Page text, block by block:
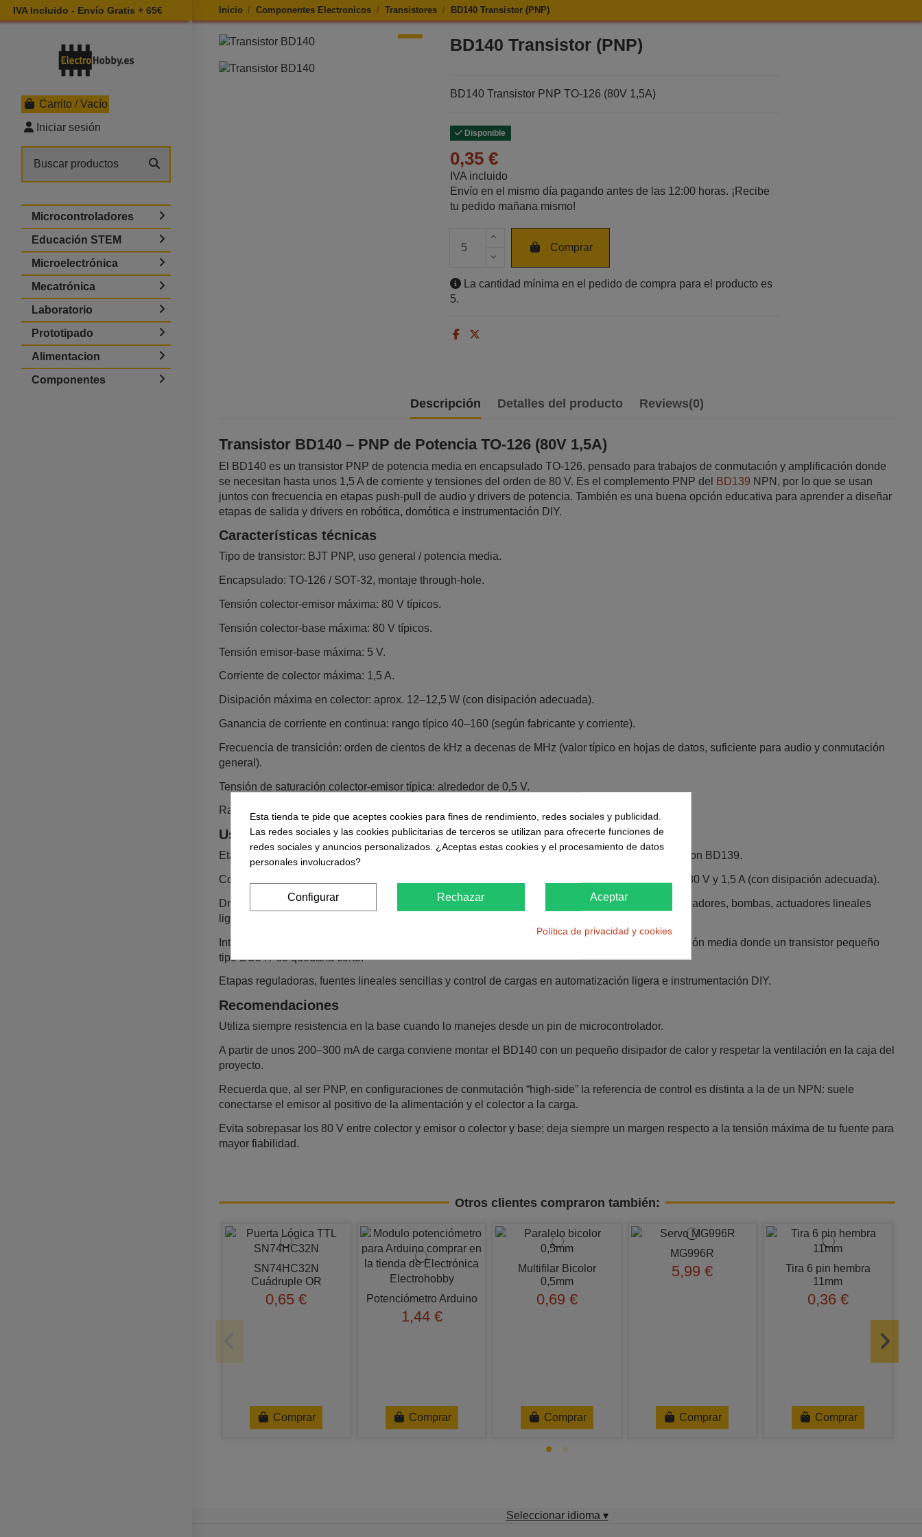
IVA Incluido - Envío Gratis + 65€
Carrito /Vacío
Iniciar sesión
Microcontroladores
Educación STEM
Microelectrónica
Mecatrónica
Laboratorio
Prototipado
Alimentacion
Componentes
Inicio Componentes Electronicos Transistores BD140 Transistor (PNP)
Ampliar imagen de BD140 Transistor (PNP) BD140 Transistor (PNP)
BD140 Transistor PNP TO‑126 (80V 1,5A)
Disponible
0,35 €
IVA incluido
Envío en el mismo día pagando antes de las 12:00 horas. ¡Recibe
tu pedido mañana mismo!
Cantidad de unidades
Comprar
La cantidad mínima en el pedido de compra para el producto es
5.
Descripción Detalles del producto Reviews(0)
Transistor BD140 – PNP de Potencia TO‑126 (80V 1,5A)
El BD140 es un transistor PNP de potencia media en encapsulado TO‑126, pensado para trabajos de conmutación y amplificación donde
se necesitan hasta unos 1,5 A de corriente y tensiones del orden de 80 V. Es el complemento PNP del
BD139 NPN, por lo que se usan
juntos con frecuencia en etapas push‑pull de audio y drivers de potencia. También es una buena opción educativa para aprender a diseñar
etapas de salida y drivers en robótica, domótica e instrumentación DIY.​
Características técnicas
Tipo de transistor: BJT PNP, uso general / potencia media.​
Encapsulado: TO‑126 / SOT‑32, montaje through‑hole.​
Tensión colector‑emisor máxima: 80 V típicos.​
Tensión colector‑base máxima: 80 V típicos.​
Tensión emisor‑base máxima: 5 V.​
Corriente de colector máxima: 1,5 A.​
Disipación máxima en colector: aprox. 12–12,5 W (con disipación adecuada).​
Ganancia de corriente en continua: rango típico 40–160 (según fabricante y corriente).​
Frecuencia de transición: orden de cientos de kHz a decenas de MHz (valor típico en hojas de datos, suficiente para audio y conmutación
general).​
Tensión de saturación colector‑emisor típica: alrededor de 0,5 V.​
Rango de temperatura de operación: −55 °C a +150 °C en la unión.​
Usos recomendados
Etapas de salida y drivers de potencia media en amplificadores de audio de tipo push‑pull junto con BD139.​
Conmutación de cargas como relés de potencia, tiras LED y solenoides alimentados hasta unos 80 V y 1,5 A (con disipación adecuada).​
Drivers de motores DC pequeños/medianos en proyectos de robótica educativa y domótica (ventiladores, bombas, actuadores lineales
ligeros).​
Interfaces de potencia entre microcontroladores (Arduino, ESP32, Raspberry Pi) y cargas de tensión media donde un transistor pequeño
tipo BC547 se quedaría corto.​
Etapas reguladoras, fuentes lineales sencillas y control de cargas en automatización ligera e instrumentación DIY.​
Recomendaciones
Utiliza siempre resistencia en la base cuando lo manejes desde un pin de microcontrolador.
A partir de unos 200–300 mA de carga conviene montar el BD140 con un pequeño disipador de calor y respetar la ventilación en la caja del
proyecto.​
Recuerda que, al ser PNP, en configuraciones de conmutación “high‑side” la referencia de control es distinta a la de un NPN: suele
conectarse el emisor al positivo de la alimentación y el colector a la carga.​
Evita sobrepasar los 80 V entre colector y emisor o colector y base; deja siempre un margen respecto a la tensión máxima de tu fuente para
mayor fiabilidad.​
Otros clientes compraron también:
SN74HC32N
Cuádruple OR
0,65 €
Comprar
Potenciómetro Arduino
1,44 €
Comprar
Multifilar Bicolor
0,5mm
0,69 €
Comprar
MG996R
5,99 €
Comprar
Tira 6 pin hembra
11mm
0,36 €
Comprar
Seleccionar idioma ▾
Esta tienda te pide que aceptes cookies para fines de rendimiento, redes sociales y publicidad.
Las redes sociales y las cookies publicitarias de terceros se utilizan para ofrecerte funciones de
redes sociales y anuncios personalizados. ¿Aceptas estas cookies y el procesamiento de datos
personales involucrados?
Configurar Rechazar Aceptar
Política de privacidad y cookies